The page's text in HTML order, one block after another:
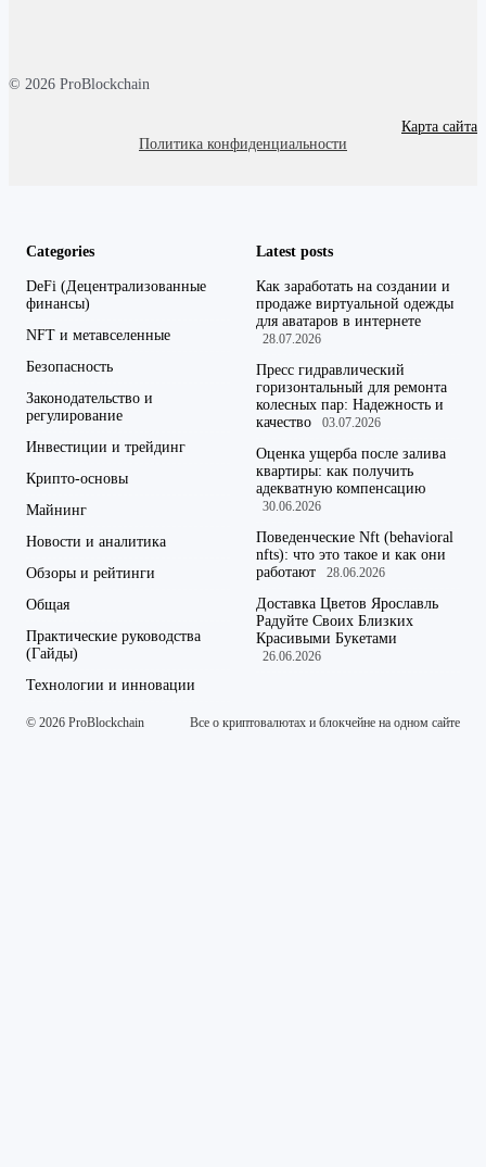
© 2026 ProBlockchain
Карта сайта
Политика конфиденциальности
Categories
DeFi (Децентрализованные
финансы)
NFT и метавселенные
Безопасность
Законодательство и
регулирование
Инвестиции и трейдинг
Крипто-основы
Майнинг
Новости и аналитика
Обзоры и рейтинги
Общая
Практические руководства
(Гайды)
Технологии и инновации
Latest posts
Как заработать на создании и
продаже виртуальной одежды
для аватаров в интернете
28.07.2026
Пресс гидравлический
горизонтальный для ремонта
колесных пар: Надежность и
качество
03.07.2026
Оценка ущерба после залива
квартиры: как получить
адекватную компенсацию
30.06.2026
Поведенческие Nft (behavioral
nfts): что это такое и как они
работают
28.06.2026
Доставка Цветов Ярославль
Радуйте Своих Близких
Красивыми Букетами
26.06.2026
© 2026 ProBlockchain Все о криптовалютах и блокчейне на одном сайте